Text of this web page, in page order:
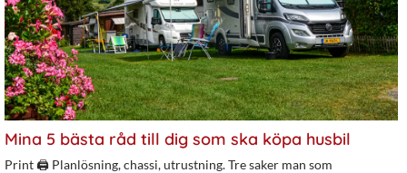
Mina 5 bästa råd till dig som ska köpa husbil
Print 🖨 Planlösning, chassi, utrustning. Tre saker man som